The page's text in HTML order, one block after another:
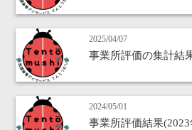
2025/04/07
事業所評価の集計結
2024/05/01
事業所評価結果